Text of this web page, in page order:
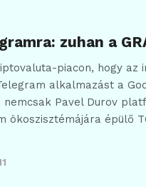
zuhan a
piacon, hogy az
alkalmazást a
Pavel Durov
ökoszisztémájára épülő